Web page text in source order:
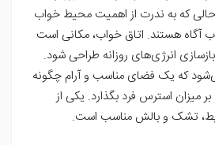
که به ندرت از اهمیت محیط خواب
آگاه هستند. اتاق خواب، مکانی است
انرژی‌های روزانه طراحی شود.
که یک فضای مناسب و آرام چگونه
میزان استرس فرد بگذارد. یکی از
تشک و بالش مناسب است.